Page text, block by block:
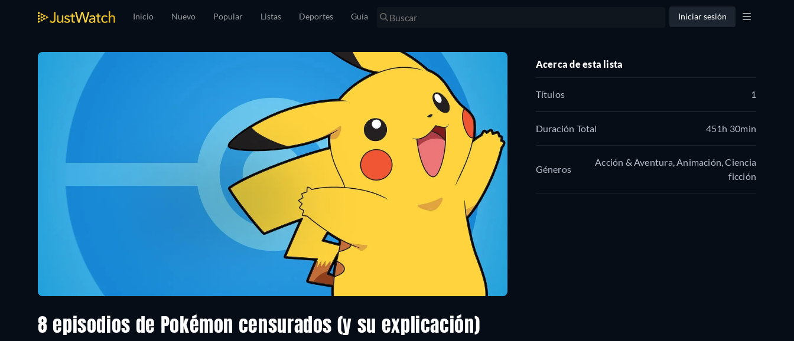
Inicio Nuevo Popular Listas Deportes Guía Iniciar sesión
8 episodios de Pokémon censurados (y su explicación)
Acerca de esta lista
Títulos 1
Duración Total 451h 30min
Géneros
Acción & Aventura, Animación, Ciencia
ficción